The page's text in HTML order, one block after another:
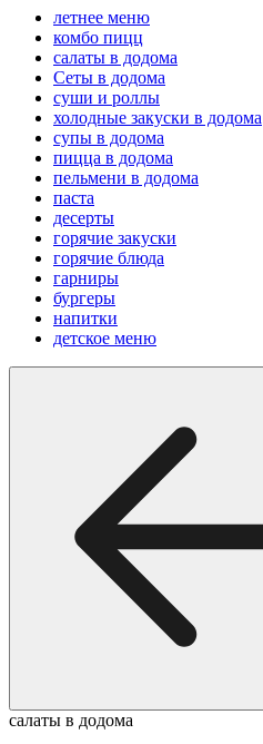
летнее меню
комбо пицц
салаты в додома
Сеты в додома
суши и роллы
холодные закуски в додома
супы в додома
пицца в додома
пельмени в додома
паста
десерты
горячие закуски
горячие блюда
гарниры
бургеры
напитки
детское меню
салаты в додома